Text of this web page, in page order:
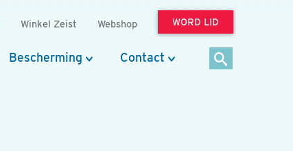
Winkel Zeist Webshop WORD LID
Bescherming Contact